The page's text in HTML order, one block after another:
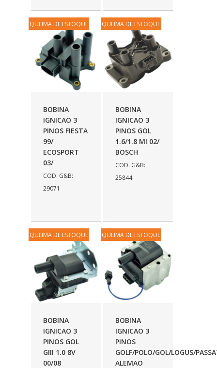
MARVINI (156)
MARZU
MAZZICAR (44)
MECAR
MG MANGUEIRAS
MIC PARTS
MICROMIL
MKM
MOBENSANI
MODEFER
MULTIQUALITA
N N (207)
NDFLEX (25)
NEVESCAR
NORMAN
NOTUS
BOBINA
IGNICAO 3
PINOS FIESTA
99/
ECOSPORT
03/
COD. G&B:
29071
QUEIMA DE ESTOQUE
BOBINA
IGNICAO 3
PINOS GOL
1.6/1.8 MI 02/
BOSCH
COD. G&B:
25844
QUEIMA DE ESTOQUE
BOBINA
IGNICAO 3
PINOS GOL
GIII 1.0 8V
00/08
QUEIMA DE ESTOQUE
BOBINA
IGNICAO 3
PINOS
GOLF/POLO/GOL/LOGUS/
ALEMAO
QUEIMA DE ESTOQUE